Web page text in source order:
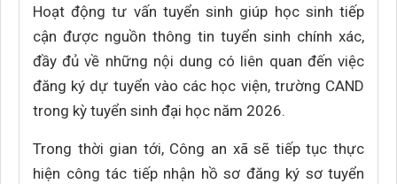
Hoạt động tư vấn tuyển sinh giúp học sinh tiếp
cận được nguồn thông tin tuyển sinh chính xác,
đầy đủ về những nội dung có liên quan đến việc
đăng ký dự tuyển vào các học viện, trường CAND
trong kỳ tuyển sinh đại học năm 2026.
Trong thời gian tới, Công an xã sẽ tiếp tục thực
hiện công tác tiếp nhận hồ sơ đăng ký sơ tuyển